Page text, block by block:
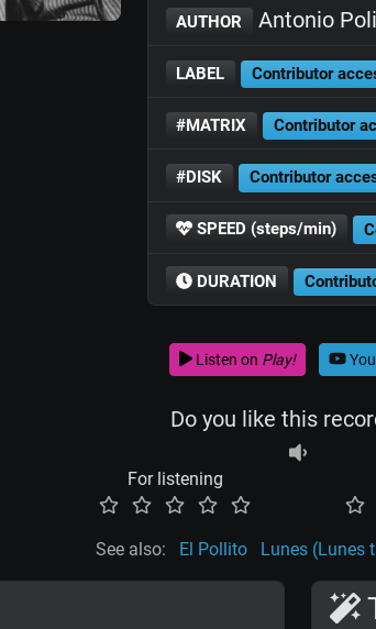
AUTHOR Antonio
LABEL Contributor
#MATRIX Contributor
#DISK Contributor
SPEED (steps/min)
DURATION
Listen on Play!
Do you like this
For listening
See also: El Pollito Lunes (Lunes